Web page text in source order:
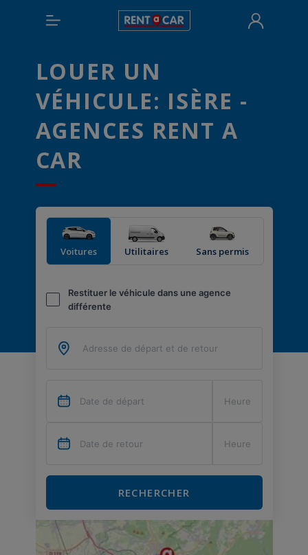
LOUER UN
VÉHICULE: ISÈRE -
AGENCES RENT A
CAR
Voitures Utilitaires Sans permis
Restituer le véhicule dans une agence
différente
RECHERCHER